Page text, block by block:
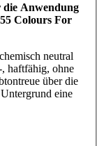
die Anwendung
Colours For
neutral
haftfähig, ohne
über die
eine